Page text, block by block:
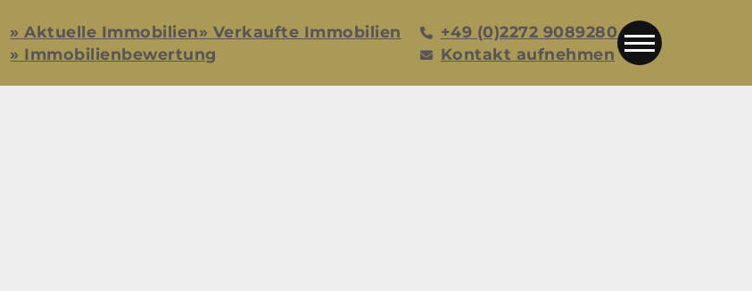
» Aktuelle Immobilien» Verkaufte Immobilien
» Immobilienbewertung
+49 (0)2272 9089280
Kontakt aufnehmen